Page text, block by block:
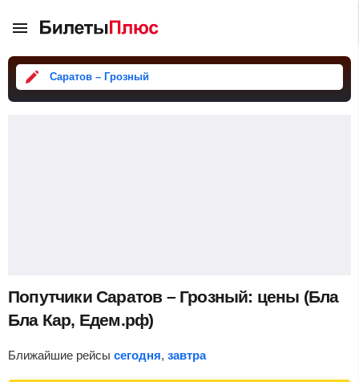
Саратов – Грозный
Попутчики Саратов – Грозный: цены (Бла
Бла Кар, Едем.рф)
Ближайшие рейсы сегодня, завтра